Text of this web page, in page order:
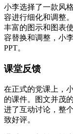
小李选择了一款风
容进行细化和调整
丰富的图示和图表
容替换和调整，小
PPT。
课堂反馈
在正式的党课上，
的课件。图文并茂
进了互动讨论，整
致好评。